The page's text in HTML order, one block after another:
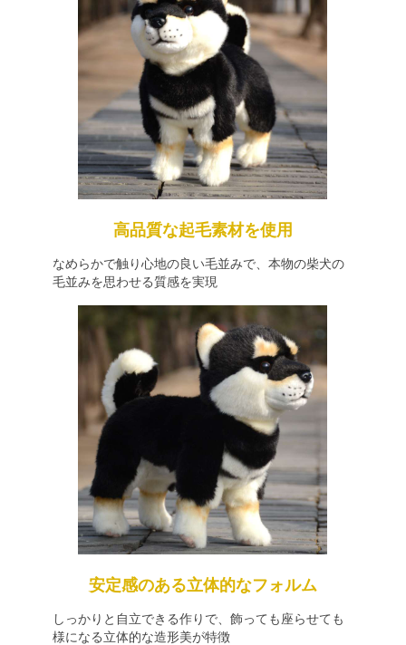
高品質な起毛素材を使用
なめらかで触り心地の良い毛並みで、本物の柴犬の
毛並みを思わせる質感を実現
安定感のある立体的なフォルム
しっかりと自立できる作りで、飾っても座らせても
様になる立体的な造形美が特徴